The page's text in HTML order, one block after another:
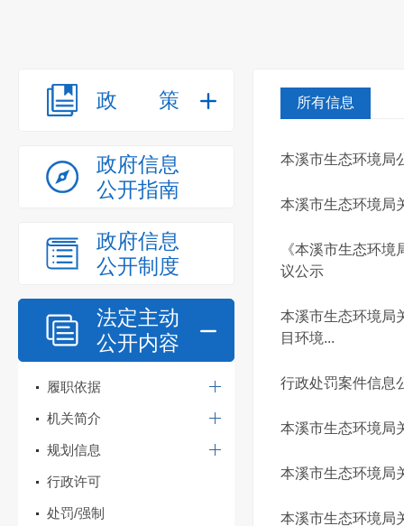
政策
政府信息
公开指南
政府信息
公开制度
法定主动
公开内容
履职依据
机关简介
规划信息
行政许可
处罚/强制
所有信息
本溪市生态环境局
本溪市生态环境局
《本溪市生态环
议公示
本溪市生态环境局
目环境...
行政处罚案件信息
本溪市生态环境局
本溪市生态环境局
本溪市生态环境局